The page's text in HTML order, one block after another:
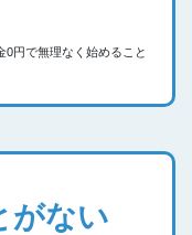
0円で無理なく始めること
がない